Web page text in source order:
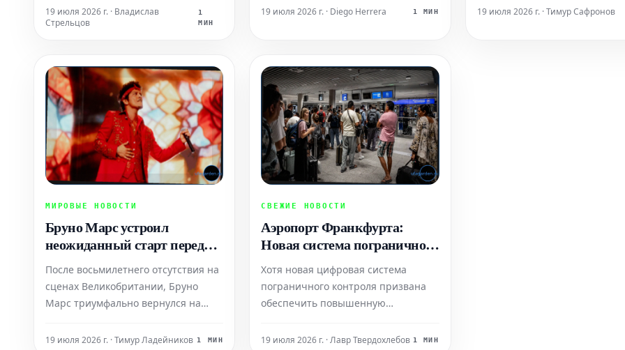
стране достичь прогресса. Однако
его программа на данный момент
неприятным неожиданностям.
19 июля 2026 г. · Владислав
Стрельцов
1
МИН
планеты? Наш прогноз на финал
19 июля 2026 г. · Diego Herrera 1 МИН
происходит не по доброй
19 июля 2026 г. · Тимур Сафронов
МИРОВЫЕ НОВОСТИ
Бруно Марс устроил
неожиданный старт перед
вечеринкой на Уэмбли
После восьмилетнего отсутствия на
сценах Великобритании, Бруно
Марс триумфально вернулся на
отточенное шоу, наполненное
19 июля 2026 г. · Тимур Ладейников 1 МИН
СВЕЖИЕ НОВОСТИ
Аэропорт Франкфурта:
Новая система пограничного
контроля приводит к
длительным ожиданиям
Хотя новая цифровая система
пограничного контроля призвана
обеспечить повышенную
практике её внедрение создает
19 июля 2026 г. · Лавр Твердохлебов 1 МИН